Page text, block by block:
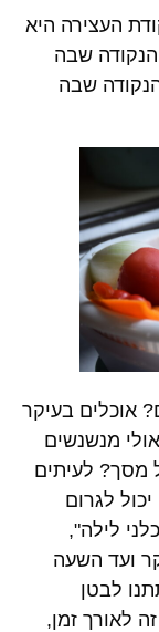
העצירה היא
שבה
שבה
אוכלים בעיקר
מנשנשים
מסך? לעיתים
לגרום
לילה",
ועד השעה
לבטן
לאורך זמן,